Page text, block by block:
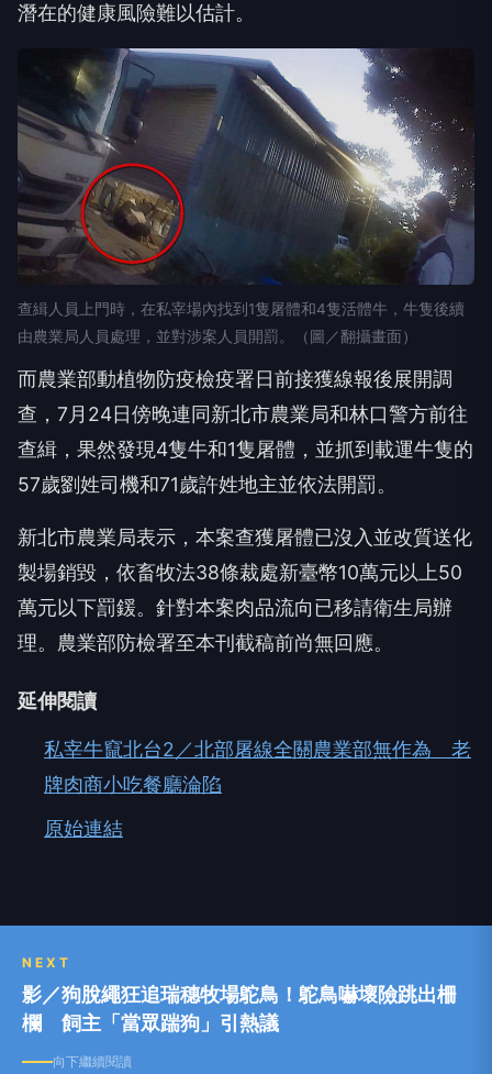
潛在的健康風險難以估計。
查緝人員上門時，在私宰場內找到1隻屠體和4隻活體牛，牛隻後續
由農業局人員處理，並對涉案人員開罰。（圖／翻攝畫面）
而農業部動植物防疫檢疫署日前接獲線報後展開調
查，7月24日傍晚連同新北市農業局和林口警方前往
查緝，果然發現4隻牛和1隻屠體，並抓到載運牛隻的
57歲劉姓司機和71歲許姓地主並依法開罰。
新北市農業局表示，本案查獲屠體已沒入並改質送化
製場銷毀，依畜牧法38條裁處新臺幣10萬元以上50
萬元以下罰鍰。針對本案肉品流向已移請衛生局辦
理。農業部防檢署至本刊截稿前尚無回應。
延伸閱讀
私宰牛竄北台2／北部屠線全關農業部無作為 老
牌肉商小吃餐廳淪陷
原始連結
NEXT
影／狗脫繩狂追瑞穗牧場鴕鳥！鴕鳥嚇壞險跳出柵
欄 飼主「當眾踹狗」引熱議
向下繼續閱讀